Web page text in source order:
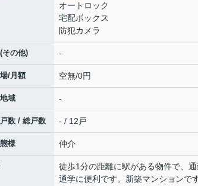
オートロック
宅配ボックス
防犯カメラ
その他) -
/月額 空無/0円
域 -
数 / 総戸数 - / 12戸
様 仲介
徒歩1分の距離に駅がある物件で、通
通学に便利です。新築マンションです